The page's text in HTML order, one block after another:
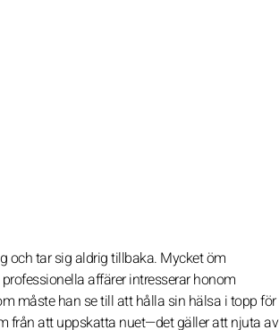
och tar sig aldrig tillbaka. Mycket öm
affärer intresserar honom
måste han se till att hålla sin hälsa i topp för
från att uppskatta nuet—det gäller att njuta av